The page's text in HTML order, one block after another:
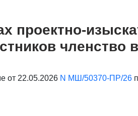
проектно-
членство
от 22.05.2026 N МШ/50370-ПР/26